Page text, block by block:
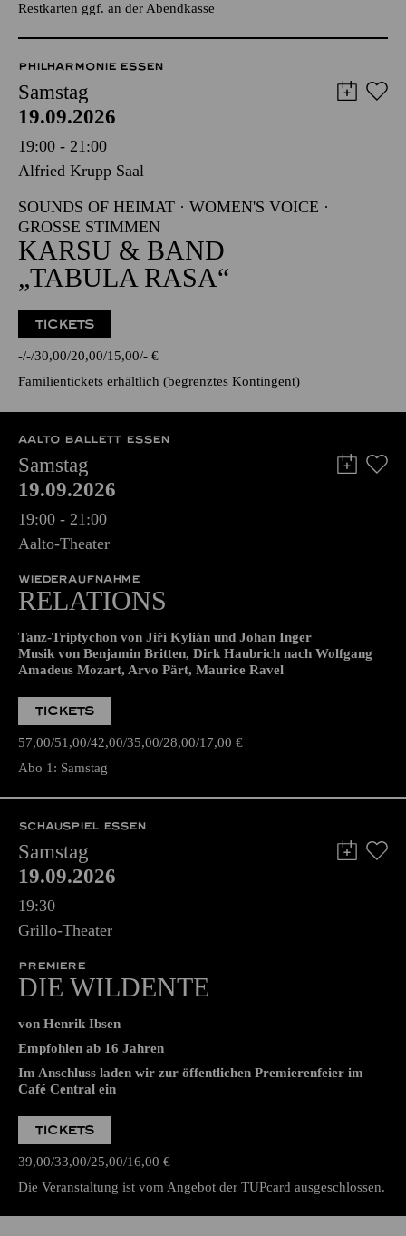
Restkarten ggf. an der Abendkasse
PHILHARMONIE ESSEN
Samstag
19.09.2026
19:00 - 21:00
Alfried Krupp Saal
SOUNDS OF HEIMAT · WOMEN'S VOICE ·
GROSSE STIMMEN
KARSU & BAND
„TABULA RASA“
TICKETS
- - 30,00 20,00 15,00 - €
Familientickets erhältlich (begrenztes Kontingent)
AALTO BALLETT ESSEN
Samstag
19.09.2026
19:00 - 21:00
Aalto-Theater
WIEDERAUFNAHME
RELATIONS
Tanz-Triptychon von Jiří Kylián und Johan Inger
Musik von Benjamin Britten, Dirk Haubrich nach Wolfgang
Amadeus Mozart, Arvo Pärt, Maurice Ravel
TICKETS
57,00 51,00 42,00 35,00 28,00 17,00 €
Abo 1: Samstag
SCHAUSPIEL ESSEN
Samstag
19.09.2026
19:30
Grillo-Theater
PREMIERE
DIE WILDENTE
von Henrik Ibsen
Empfohlen ab 16 Jahren
Im Anschluss laden wir zur öffentlichen Premierenfeier im
Café Central ein
TICKETS
39,00 33,00 25,00 16,00 €
Die Veranstaltung ist vom Angebot der TUPcard ausgeschlossen.